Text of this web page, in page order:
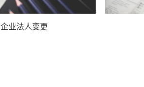
企业法人变更